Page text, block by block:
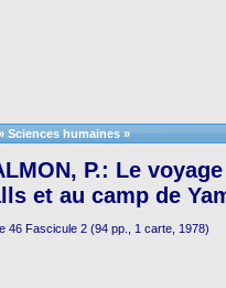
Sciences humaines »
P.: Le
et au camp de
46 Fascicule 2 (94 pp., 1 carte, 1978)